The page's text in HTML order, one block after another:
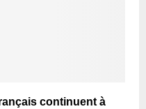
continuent à